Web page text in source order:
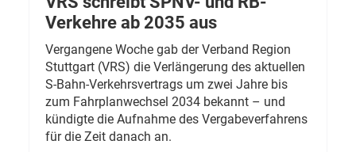
Verkehre ab 2035 aus
Vergangene Woche gab der Verband Region
Stuttgart (VRS) die Verlängerung des aktuellen
S-Bahn-Verkehrsvertrags um zwei Jahre bis
zum Fahrplanwechsel 2034 bekannt – und
kündigte die Aufnahme des Vergabeverfahrens
für die Zeit danach an.